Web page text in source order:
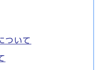
ついて